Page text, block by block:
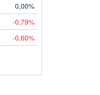
0,00%
-0,79%
-0,60%